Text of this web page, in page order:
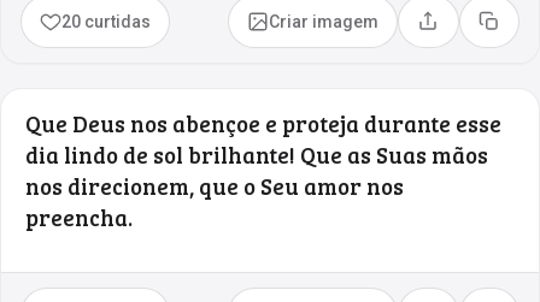
20 curtidas Criar imagem Compartilhar
Copiar
Que Deus nos abençoe e proteja durante esse
dia lindo de sol brilhante! Que as Suas mãos
nos direcionem, que o Seu amor nos
preencha.